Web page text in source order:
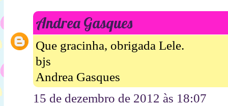
Andrea Gasques
Que gracinha, obrigada Lele.
bjs
Andrea Gasques
15 de dezembro de 2012 às 18:07